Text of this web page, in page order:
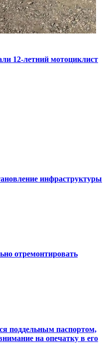
12-летний мотоциклист
инфраструктуры
отремонтировать
поддельным паспортом,
на опечатку в его